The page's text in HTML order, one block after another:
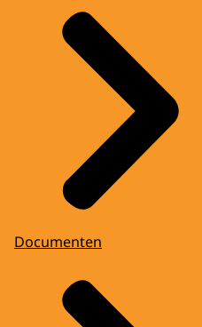
Documenten